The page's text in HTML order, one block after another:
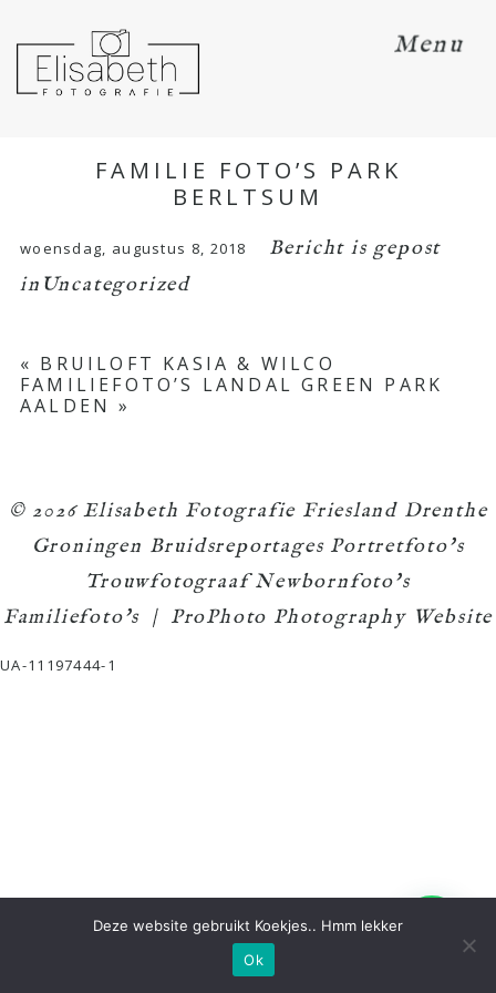
Menu
FAMILIE FOTO’S PARK
BERLTSUM
woensdag, augustus 8, 2018
Bericht is gepost
in Uncategorized
« BRUILOFT KASIA & WILCO
FAMILIEFOTO’S LANDAL GREEN PARK
AALDEN »
© 2026 Elisabeth Fotografie Friesland Drenthe
Groningen Bruidsreportages Portretfoto's
Trouwfotograaf Newbornfoto's
Familiefoto's | ProPhoto Photography Website
UA-11197444-1
Deze website gebruikt Koekjes.. Hmm lekker
Ok